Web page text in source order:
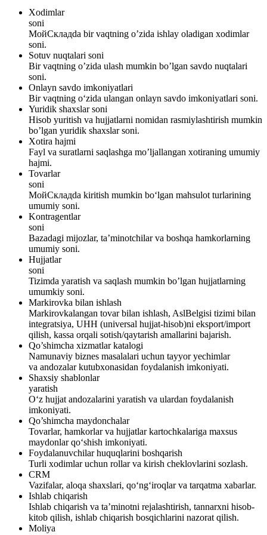
Xodimlar
soni
МойСкладda bir vaqtning o’zida ishlay oladigan xodimlar
soni.
Sotuv nuqtalari soni
Bir vaqtning o’zida ulash mumkin bo’lgan savdo nuqtalari
soni.
Onlayn savdo imkoniyatlari
Bir vaqtning o‘zida ulangan onlayn savdo imkoniyatlari soni.
Yuridik shaxslar soni
Hisob yuritish va hujjatlarni nomidan rasmiylashtirish mumkin
bo’lgan yuridik shaxslar soni.
Xotira hajmi
Fayl va suratlarni saqlashga mo’ljallangan xotiraning umumiy
hajmi.
Tovarlar
soni
МойСкладda kiritish mumkin bo‘lgan mahsulot turlarining
umumiy soni.
Kontragentlar
soni
Bazadagi mijozlar, ta’minotchilar va boshqa hamkorlarning
umumiy soni.
Hujjatlar
soni
Tizimda yaratish va saqlash mumkin bo’lgan hujjatlarning
umumkiy soni.
Markirovka bilan ishlash
Markirovkalangan tovar bilan ishlash, AslBelgisi tizimi bilan
integratsiya, UHH (universal hujjat-hisob)ni eksport/import
qilish, kassa orqali sotish/qaytarish amallarini bajarish.
Qo’shimcha xizmatlar katalogi
Namunaviy biznes masalalari uchun tayyor yechimlar
va andozalar kutubxonasidan foydalanish imkoniyati.
Shaxsiy shablonlar
yaratish
O‘z hujjat andozalarini yaratish va ulardan foydalanish
imkoniyati.
Qo’shimcha maydonchalar
Tovarlar, hamkorlar va hujjatlar kartochkalariga maxsus
maydonlar qo‘shish imkoniyati.
Foydalanuvchilar huquqlarini boshqarish
Turli xodimlar uchun rollar va kirish cheklovlarini sozlash.
CRM
Vazifalar, aloqa shaxslari, qo‘ng‘iroqlar va tarqatma xabarlar.
Ishlab chiqarish
Ishlab chiqarish va ta’minotni rejalashtirish, tannarxni hisob-
kitob qilish, ishlab chiqarish bosqichlarini nazorat qilish.
Moliya